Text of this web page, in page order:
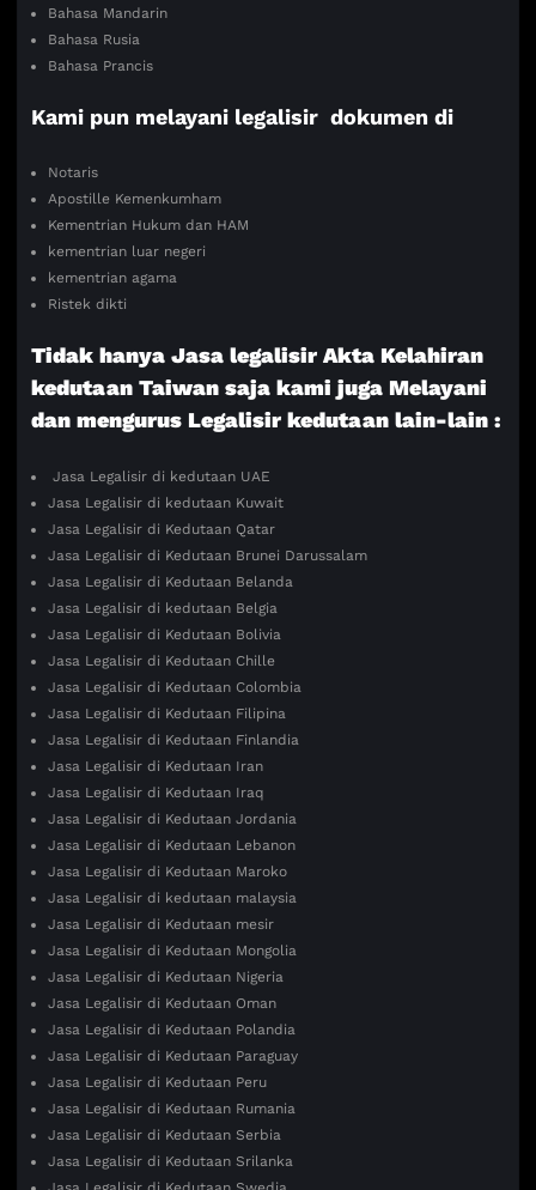
Bahasa Mandarin
Bahasa Rusia
Bahasa Prancis
Kami pun melayani legalisir dokumen di
Notaris
Apostille Kemenkumham
Kementrian Hukum dan HAM
kementrian luar negeri
kementrian agama
Ristek dikti
Tidak hanya Jasa legalisir Akta Kelahiran
kedutaan Taiwan saja kami juga Melayani
dan mengurus Legalisir kedutaan lain-lain :
Jasa Legalisir di kedutaan UAE
Jasa Legalisir di kedutaan Kuwait
Jasa Legalisir di Kedutaan Qatar
Jasa Legalisir di Kedutaan Brunei Darussalam
Jasa Legalisir di Kedutaan Belanda
Jasa Legalisir di kedutaan Belgia
Jasa Legalisir di Kedutaan Bolivia
Jasa Legalisir di Kedutaan Chille
Jasa Legalisir di Kedutaan Colombia
Jasa Legalisir di Kedutaan Filipina
Jasa Legalisir di Kedutaan Finlandia
Jasa Legalisir di Kedutaan Iran
Jasa Legalisir di Kedutaan Iraq
Jasa Legalisir di Kedutaan Jordania
Jasa Legalisir di Kedutaan Lebanon
Jasa Legalisir di Kedutaan Maroko
Jasa Legalisir di kedutaan malaysia
Jasa Legalisir di Kedutaan mesir
Jasa Legalisir di Kedutaan Mongolia
Jasa Legalisir di Kedutaan Nigeria
Jasa Legalisir di Kedutaan Oman
Jasa Legalisir di Kedutaan Polandia
Jasa Legalisir di Kedutaan Paraguay
Jasa Legalisir di Kedutaan Peru
Jasa Legalisir di Kedutaan Rumania
Jasa Legalisir di Kedutaan Serbia
Jasa Legalisir di Kedutaan Srilanka